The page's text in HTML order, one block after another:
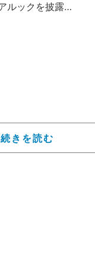
ルックを披露
続きを読む